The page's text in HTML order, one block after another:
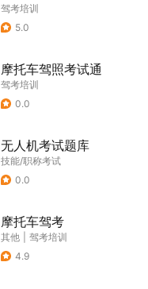
驾考培训
5.0
摩托车驾照考试通
驾考培训
0.0
无人机考试题库
技能/职称考试
0.0
摩托车驾考
其他
驾考培训
4.9